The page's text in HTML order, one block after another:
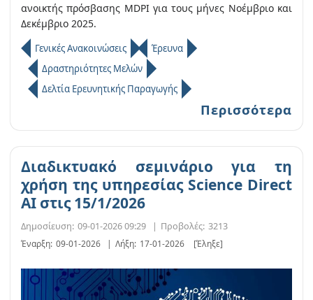
ανοικτής πρόσβασης MDPI για τους μήνες Νοέμβριο και
Δεκέμβριο 2025.
Γενικές Ανακοινώσεις
Έρευνα
Δραστηριότητες Μελών
Δελτία Ερευνητικής Παραγωγής
Περισσότερα
Διαδικτυακό σεμινάριο για τη
χρήση της υπηρεσίας Science Direct
AI στις 15/1/2026
Δημοσίευση: 09-01-2026 09:29 | Προβολές: 3213
Έναρξη: 09-01-2026 | Λήξη: 17-01-2026 [Έληξε]